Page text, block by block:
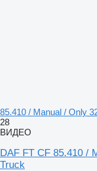
85.410 / Manual / Only
28
ВИДЕО
DAF FT CF 85.410 /
Truck